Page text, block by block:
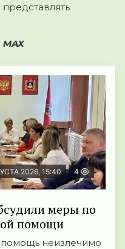
2026, 15:40 4
меры по
помощи
помощь неизлечимо